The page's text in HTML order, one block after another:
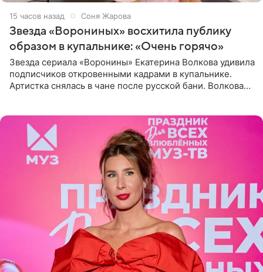
15 часов назад Соня Жарова
Звезда «Ворониных» восхитила публику
образом в купальнике: «Очень горячо»
Звезда сериала «Воронины» Екатерина Волкова удивила
подписчиков откровенными кадрами в купальнике.
Артистка снялась в чане после русской бани. Волкова